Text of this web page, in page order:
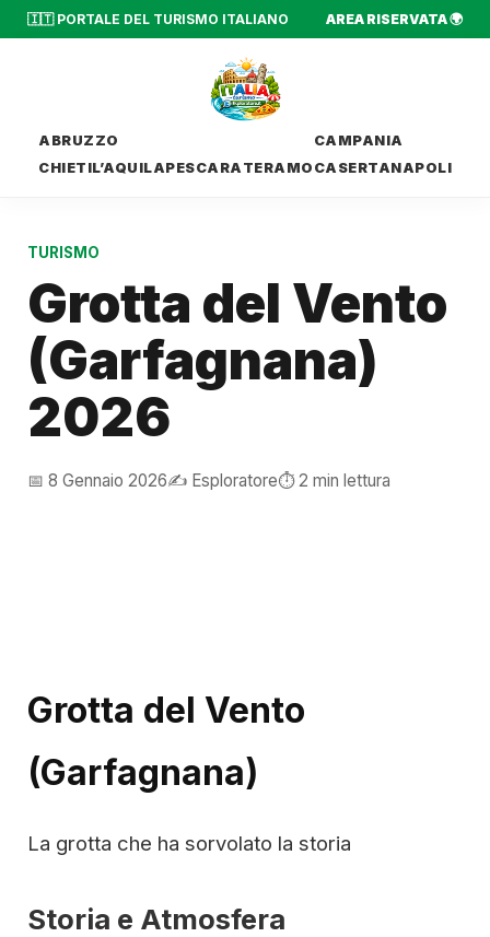
🇮🇹 PORTALE DEL TURISMO ITALIANO AREA RISERVATA 🌍
ABRUZZO
CHIETIL’AQUILAPESCARA TERAMO
CAMPANIA
CASERTANAPOLI
TURISMO
Grotta del Vento
(Garfagnana)
2026
📅 8 Gennaio 2026✍️ Esploratore⏱️ 2 min lettura
Grotta del Vento
(Garfagnana)
La grotta che ha sorvolato la storia
Storia e Atmosfera